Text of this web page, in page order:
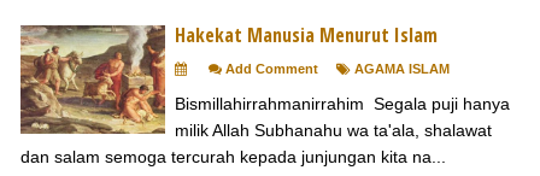
Hakekat Manusia Menurut Islam
Add Comment AGAMA ISLAM
Bismillahirrahmanirrahim Segala puji hanya
milik Allah Subhanahu wa ta'ala, shalawat
dan salam semoga tercurah kepada junjungan kita na...